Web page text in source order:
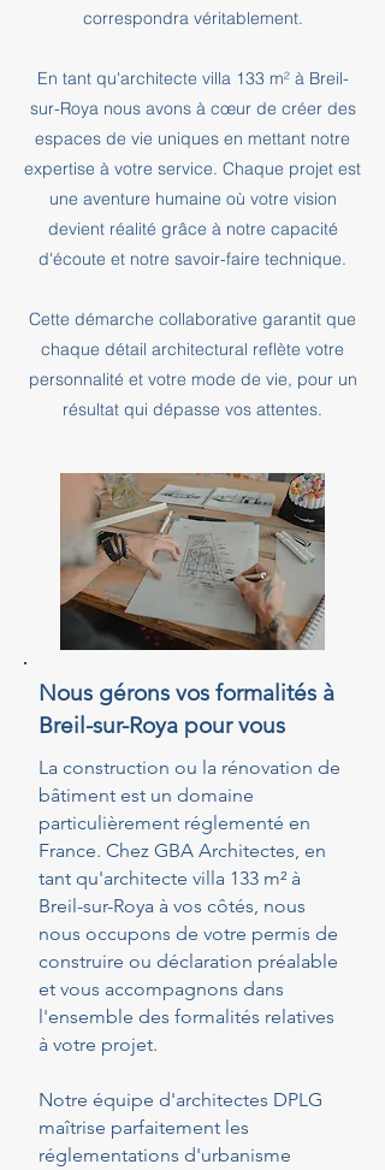
correspondra véritablement.
En tant qu'architecte villa 133 m² à Breil-
sur-Roya nous avons à cœur de créer des
espaces de vie uniques en mettant notre
expertise à votre service. Chaque projet est
une aventure humaine où votre vision
devient réalité grâce à notre capacité
d'écoute et notre savoir-faire technique.
Cette démarche collaborative garantit que
chaque détail architectural reflète votre
personnalité et votre mode de vie, pour un
résultat qui dépasse vos attentes.
Nous gérons vos formalités à
Breil-sur-Roya pour vous
La construction ou la rénovation de
bâtiment est un domaine
particulièrement réglementé en
France. Chez GBA Architectes, en
tant qu'architecte villa 133 m² à
Breil-sur-Roya à vos côtés, nous
nous occupons de votre permis de
construire ou déclaration préalable
et vous accompagnons dans
l'ensemble des formalités relatives
à votre projet.
Notre équipe d'architectes DPLG
maîtrise parfaitement les
réglementations d'urbanisme